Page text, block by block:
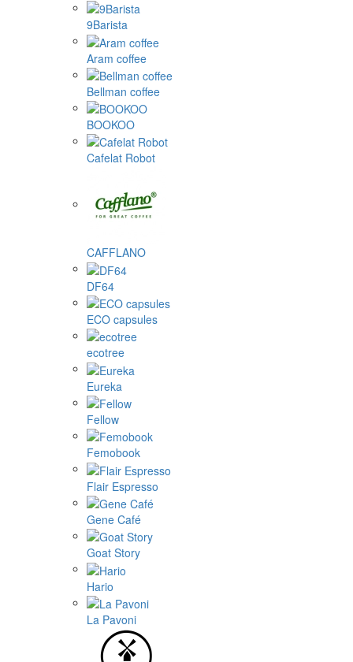
9Barista
Aram coffee
Bellman coffee
BOOKOO
Cafelat Robot
CAFFLANO
DF64
ECO capsules
ecotree
Eureka
Fellow
Femobook
Flair Espresso
Gene Café
Goat Story
Hario
La Pavoni